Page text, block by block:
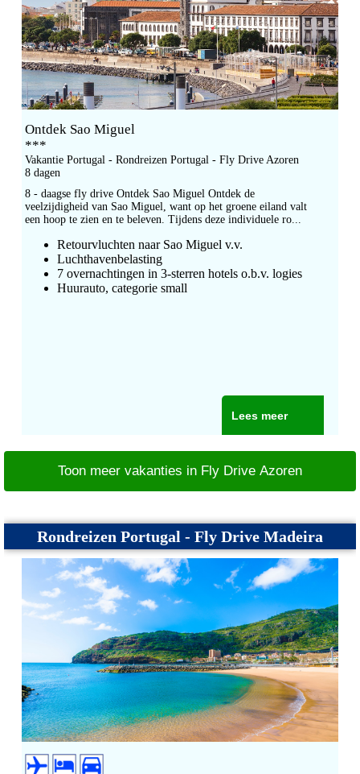
Ontdek Sao Miguel
***
Vakantie Portugal - Rondreizen Portugal - Fly Drive Azoren
8 dagen
8 - daagse fly drive Ontdek Sao Miguel Ontdek de
veelzijdigheid van Sao Miguel, want op het groene eiland valt
een hoop te zien en te beleven. Tijdens deze individuele ro...
Retourvluchten naar Sao Miguel v.v.
Luchthavenbelasting
7 overnachtingen in 3-sterren hotels o.b.v. logies
Huurauto, categorie small
Lees meer
Toon meer vakanties in Fly Drive Azoren
Rondreizen Portugal - Fly Drive Madeira